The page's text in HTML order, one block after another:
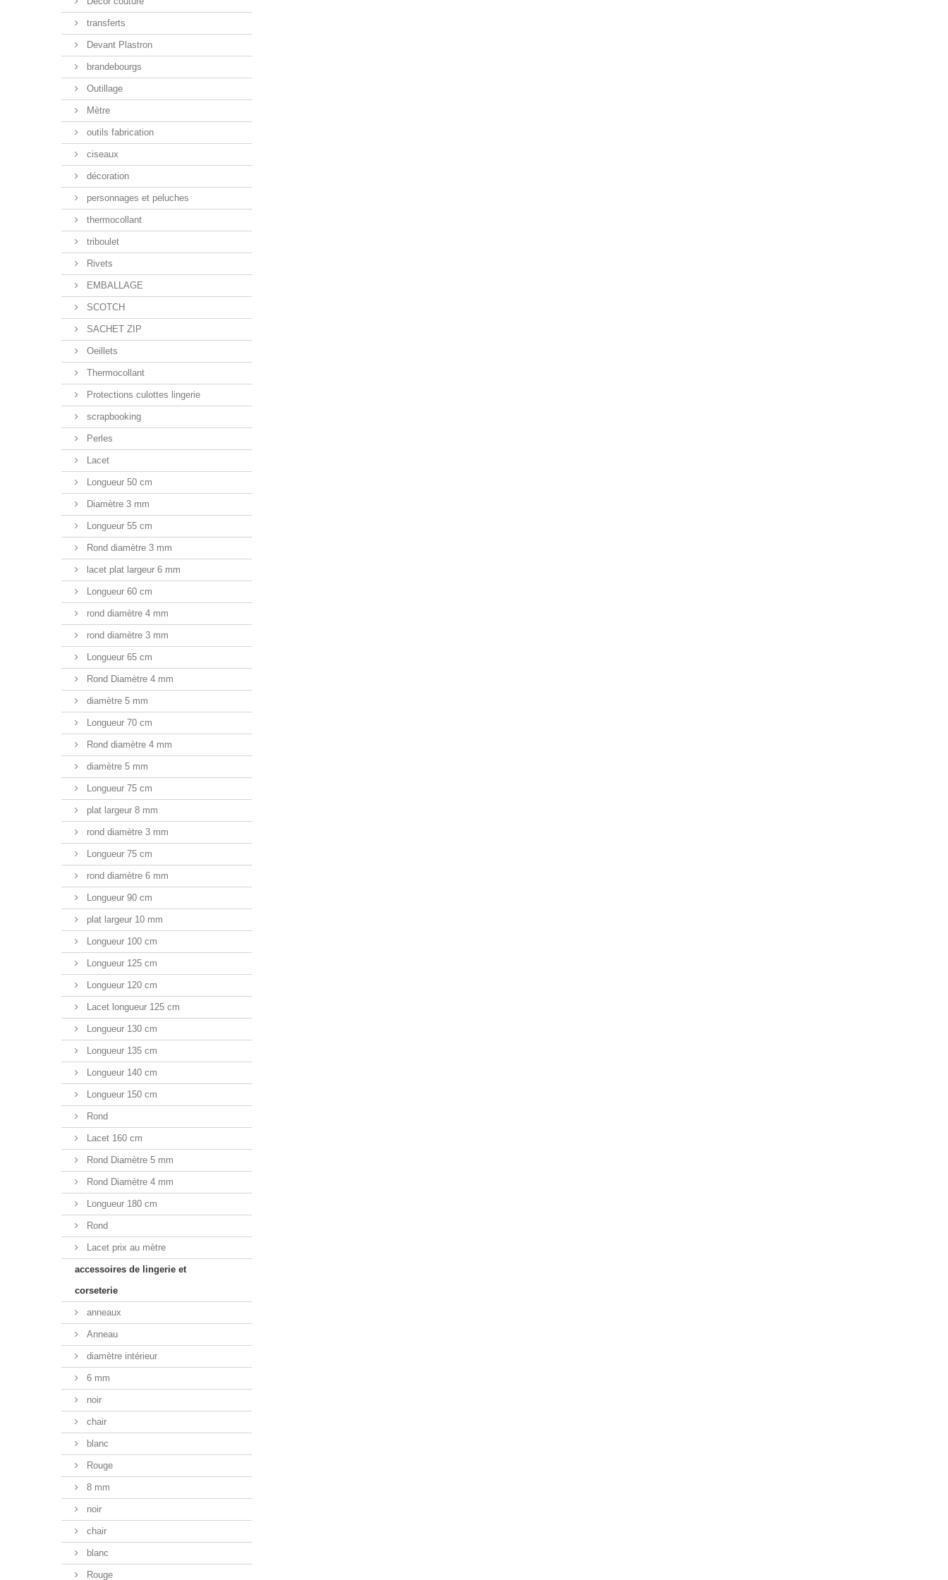
transferts
Devant Plastron
brandebourgs
Outillage
Mètre
outils fabrication
ciseaux
décoration
personnages et peluches
thermocollant
triboulet
Rivets
EMBALLAGE
SCOTCH
SACHET ZIP
Oeillets
Thermocollant
Protections culottes lingerie
scrapbooking
Perles
Lacet
Longueur 50 cm
Diamètre 3 mm
Longueur 55 cm
Rond diamètre 3 mm
lacet plat largeur 6 mm
Longueur 60 cm
rond diamètre 4 mm
rond diamètre 3 mm
Longueur 65 cm
Rond Diamètre 4 mm
diamètre 5 mm
Longueur 70 cm
Rond diamètre 4 mm
diamètre 5 mm
Longueur 75 cm
plat largeur 8 mm
rond diamètre 3 mm
Longueur 75 cm
rond diamètre 6 mm
Longueur 90 cm
plat largeur 10 mm
Longueur 100 cm
Longueur 125 cm
Longueur 120 cm
Lacet longueur 125 cm
Longueur 130 cm
Longueur 135 cm
Longueur 140 cm
Longueur 150 cm
Rond
Lacet 160 cm
Rond Diamètre 5 mm
Rond Diamètre 4 mm
Longueur 180 cm
Rond
Lacet prix au mètre
accessoires de lingerie et
corseterie
anneaux
Anneau
diamètre intérieur
6 mm
noir
chair
blanc
Rouge
8 mm
noir
chair
blanc
Rouge